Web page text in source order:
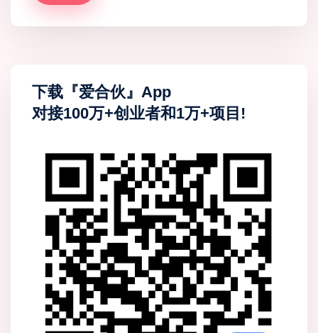
下载『爱合伙』App
对接100万+创业者和1万+项目!